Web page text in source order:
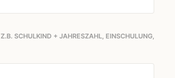
Z.B. SCHULKIND + JAHRESZAHL, EINSCHULUNG,